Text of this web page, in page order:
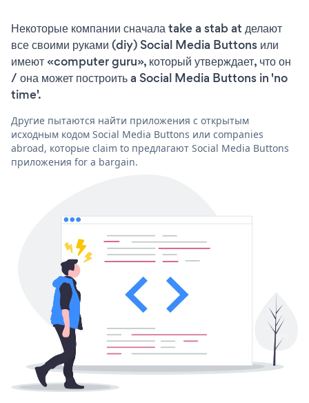
Некоторые компании сначала take a stab at делают
все своими руками (diy) Social Media Buttons или
имеют «computer guru», который утверждает, что он
/ она может построить a Social Media Buttons in 'no
time'.
Другие пытаются найти приложения с открытым
исходным кодом Social Media Buttons или companies
abroad, которые claim to предлагают Social Media Buttons
приложения for a bargain.